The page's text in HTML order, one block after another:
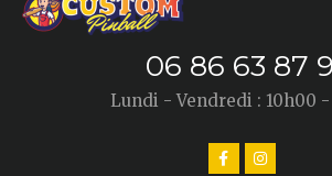
06 86 63 87
Lundi - Vendredi : 10h00 -